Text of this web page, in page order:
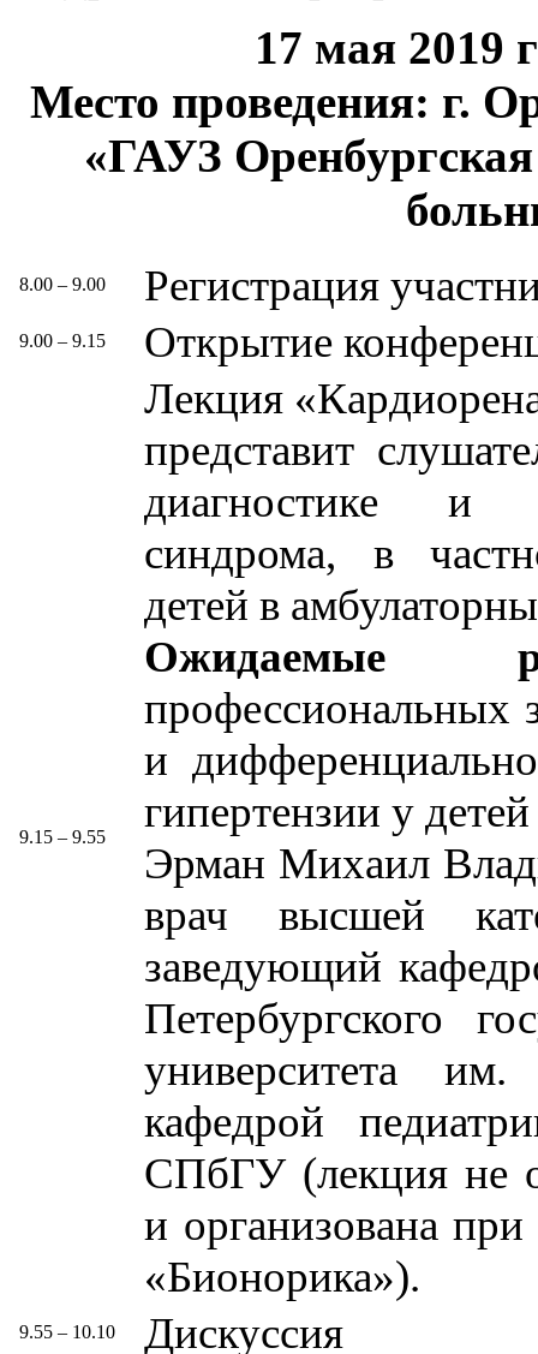
17 мая 2019
Место проведения: г.
«ГАУЗ
8.00 – 9.00 Регистрация
9.00 – 9.15 Открытие
9.15 – 9.55
Лекция
представит
диагностике и
синдрома, в
детей в
Ожидаемые
профессиональных
и
гипертензии у
Эрман Михаил
врач высшей
заведующий
Петербургского
университета
кафедрой
СПбГУ (лекция не
и организована
«Бионорика»).
9.55 – 10.10 Дискуссия